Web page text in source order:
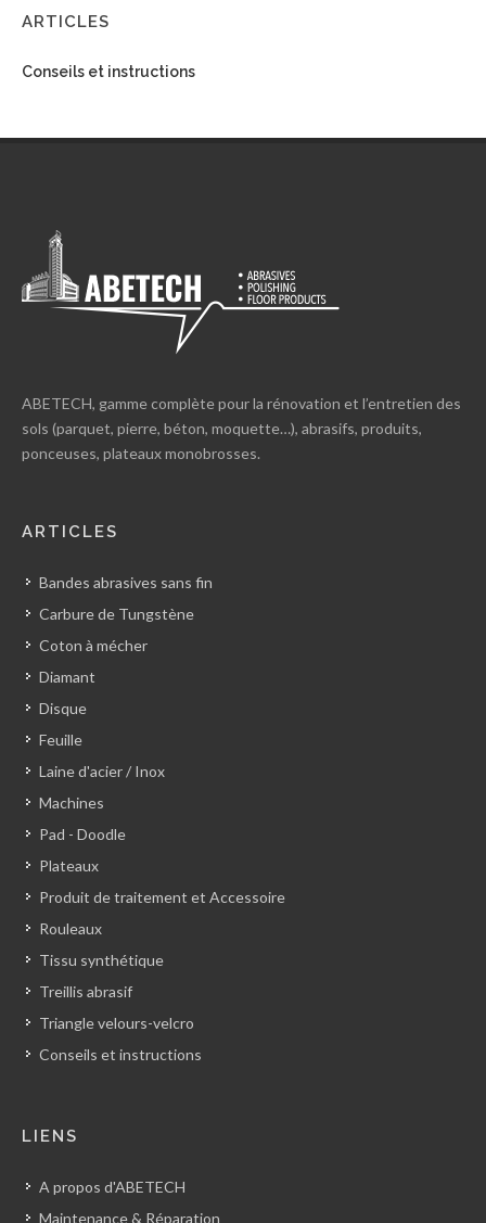
ARTICLES
Conseils et instructions
ABETECH, gamme complète pour la rénovation et l’entretien des
sols (parquet, pierre, béton, moquette…), abrasifs, produits,
ponceuses, plateaux monobrosses.
ARTICLES
Bandes abrasives sans fin
Carbure de Tungstène
Coton à mécher
Diamant
Disque
Feuille
Laine d'acier / Inox
Machines
Pad - Doodle
Plateaux
Produit de traitement et Accessoire
Rouleaux
Tissu synthétique
Treillis abrasif
Triangle velours-velcro
Conseils et instructions
LIENS
A propos d'ABETECH
Maintenance & Réparation